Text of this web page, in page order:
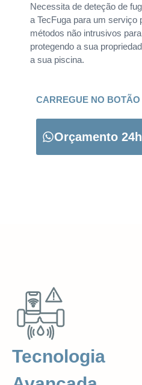
Necessita de deteção de
a TecFuga para um serviço
métodos não intrusivos
protegendo a sua
a sua piscina.
CARREGUE NO
Orçamento
Tecnologia